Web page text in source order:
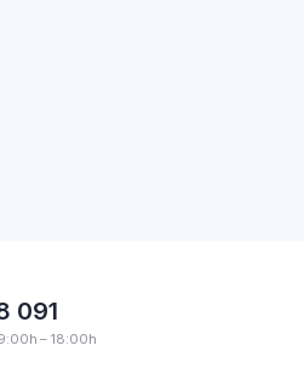
091
– 18:00h